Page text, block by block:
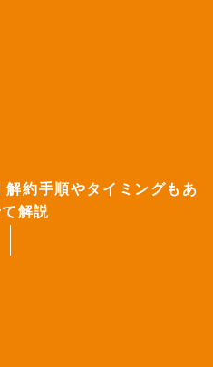
約手順やタイミングもあ
解説